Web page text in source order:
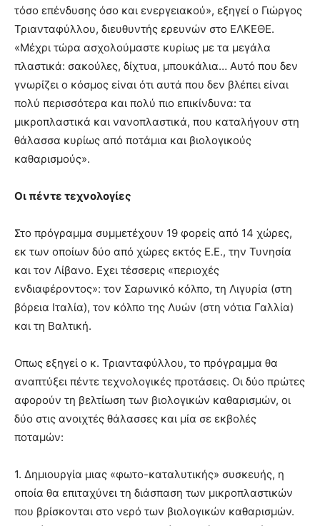
τόσο επένδυσης όσο και ενεργειακού», εξηγεί ο Γιώργος
Τριανταφύλλου, διευθυντής ερευνών στο ΕΛΚΕΘΕ.
«Μέχρι τώρα ασχολούμαστε κυρίως με τα μεγάλα
πλαστικά: σακούλες, δίχτυα, μπουκάλια… Αυτό που δεν
γνωρίζει ο κόσμος είναι ότι αυτά που δεν βλέπει είναι
πολύ περισσότερα και πολύ πιο επικίνδυνα: τα
μικροπλαστικά και νανοπλαστικά, που καταλήγουν στη
θάλασσα κυρίως από ποτάμια και βιολογικούς
καθαρισμούς».
Οι πέντε τεχνολογίες
Στο πρόγραμμα συμμετέχουν 19 φορείς από 14 χώρες,
εκ των οποίων δύο από χώρες εκτός Ε.Ε., την Τυνησία
και τον Λίβανο. Εχει τέσσερις «περιοχές
ενδιαφέροντος»: τον Σαρωνικό κόλπο, τη Λιγυρία (στη
βόρεια Ιταλία), τον κόλπο της Λυών (στη νότια Γαλλία)
και τη Βαλτική.
Οπως εξηγεί ο κ. Τριανταφύλλου, το πρόγραμμα θα
αναπτύξει πέντε τεχνολογικές προτάσεις. Οι δύο πρώτες
αφορούν τη βελτίωση των βιολογικών καθαρισμών, οι
δύο στις ανοιχτές θάλασσες και μία σε εκβολές
ποταμών:
1. Δημιουργία μιας «φωτο-καταλυτικής» συσκευής, η
οποία θα επιταχύνει τη διάσπαση των μικροπλαστικών
που βρίσκονται στο νερό των βιολογικών καθαρισμών.